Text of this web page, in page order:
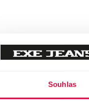
Souhlas